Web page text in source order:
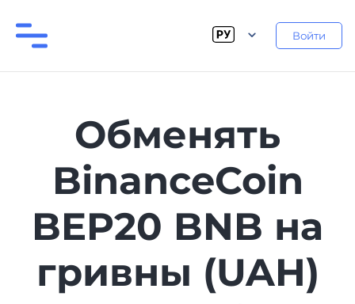
Войти
Обменять
BinanceCoin
BEP20 BNB на
гривны (UAH)